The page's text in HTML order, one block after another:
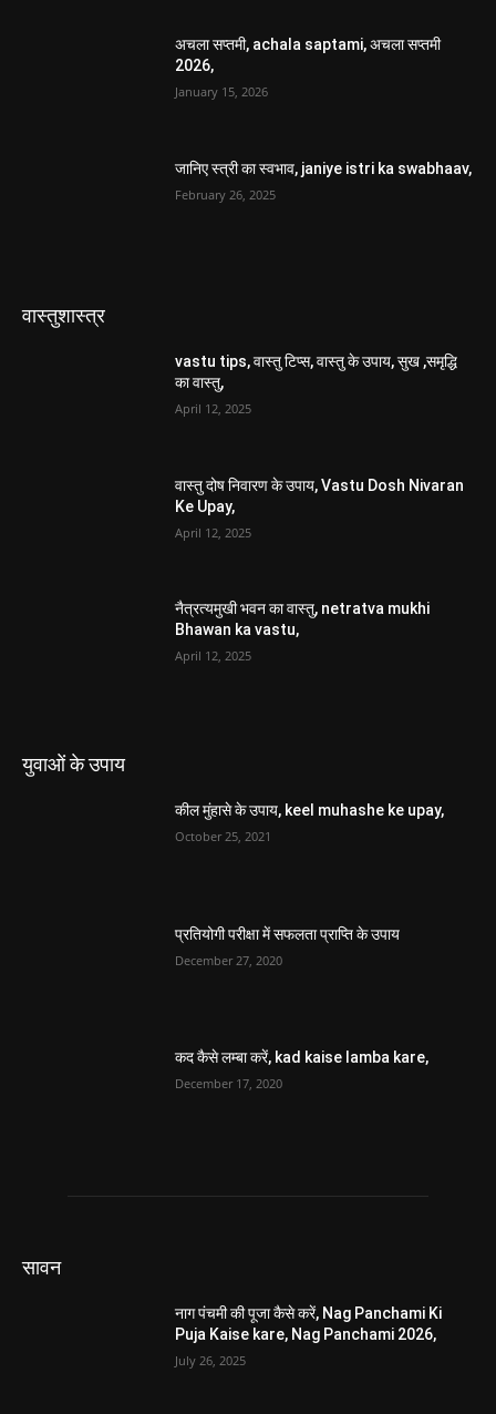
अचला सप्तमी, achala saptami, अचला सप्तमी
2026,
January 15, 2026
जानिए स्त्री का स्वभाव, janiye istri ka swabhaav,
February 26, 2025
वास्तुशास्त्र
vastu tips, वास्तु टिप्स, वास्तु के उपाय, सुख ,समृद्धि
का वास्तु,
April 12, 2025
वास्तु दोष निवारण के उपाय, Vastu Dosh Nivaran
Ke Upay,
April 12, 2025
नैत्रत्यमुखी भवन का वास्तु, netratva mukhi
Bhawan ka vastu,
April 12, 2025
युवाओं के उपाय
कील मुंहासे के उपाय, keel muhashe ke upay,
October 25, 2021
प्रतियोगी परीक्षा में सफलता प्राप्ति के उपाय
December 27, 2020
कद कैसे लम्बा करें, kad kaise lamba kare,
December 17, 2020
सावन
नाग पंचमी की पूजा कैसे करें, Nag Panchami Ki
Puja Kaise kare, Nag Panchami 2026,
July 26, 2025